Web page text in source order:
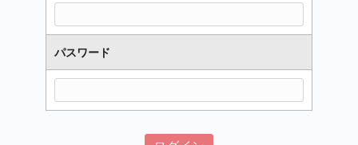
パスワード